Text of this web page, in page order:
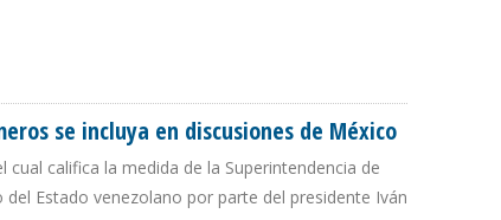
se incluya en discusiones de México
califica la medida de la Superintendencia de
Estado venezolano por parte del presidente Iván